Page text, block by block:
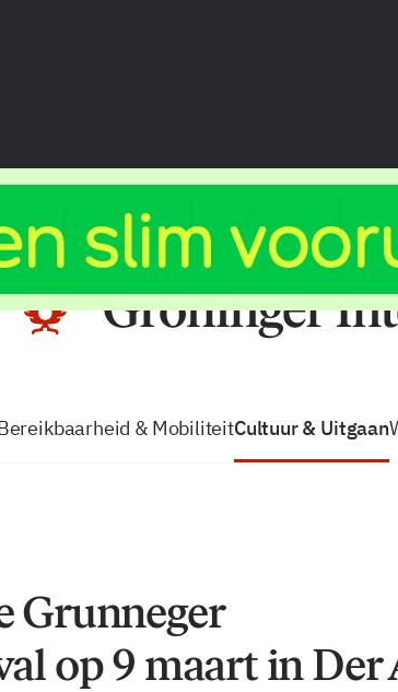
vacatures
& MobiliteitCultuur & Uitgaan
Grunneger
op 9 maart in Der